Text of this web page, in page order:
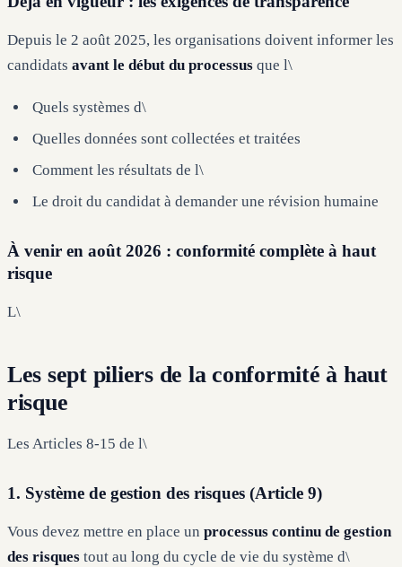
Depuis le 2 août 2025, les organisations doivent informer les
candidats avant le début du processus que l\
Quels systèmes d\
Quelles données sont collectées et traitées
Comment les résultats de l\
Le droit du candidat à demander une révision humaine
À venir en août 2026 : conformité complète à haut
risque
L\
Les sept piliers de la conformité à haut
risque
Les Articles 8-15 de l\
1. Système de gestion des risques (Article 9)
Vous devez mettre en place un processus continu de gestion
des risques tout au long du cycle de vie du système d\